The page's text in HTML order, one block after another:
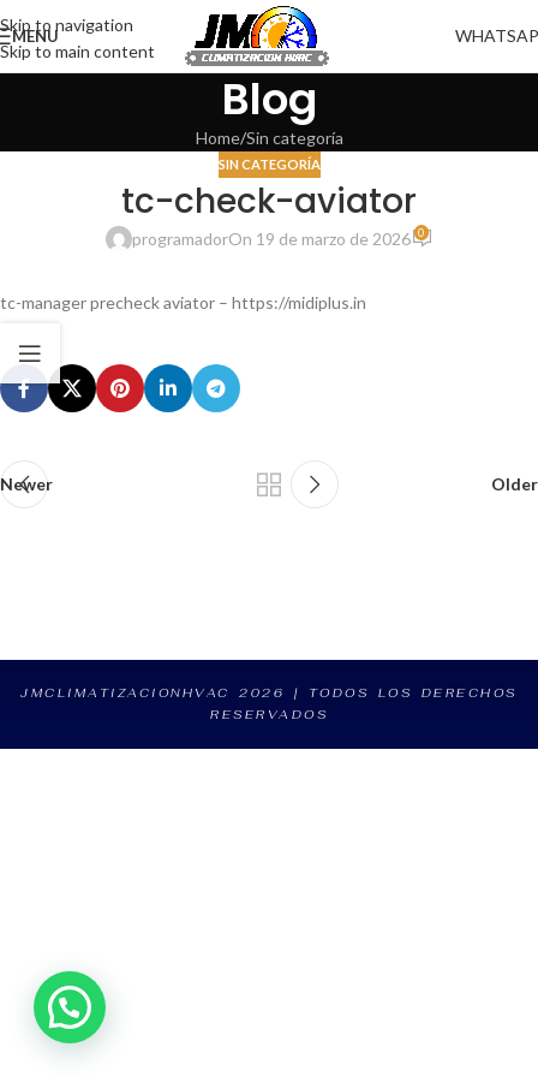
Skip to navigation
Skip to main content
MENU
Blog
Home Sin categoría
SIN CATEGORÍA
tc-check-aviator
programadorOn 19 de marzo de 2026 0
tc-manager precheck aviator – https://midiplus.in
Newer Older
JMCLIMATIZACIONHVAC 2026 | TODOS LOS DERECHOS
RESERVADOS